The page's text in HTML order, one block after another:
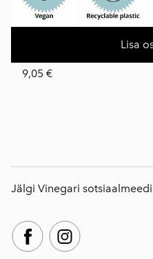
Lisa
9,05 €
Jälgi Vinegari